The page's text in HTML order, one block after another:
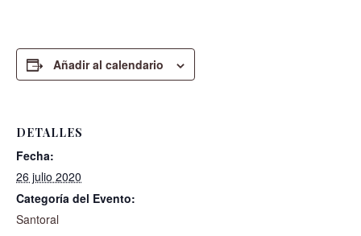
Añadir al calendario
DETALLES
Fecha:
26 julio 2020
Categoría del Evento:
Santoral